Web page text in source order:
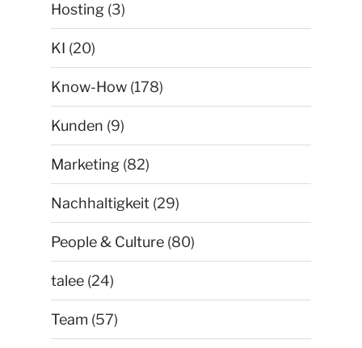
Hosting (3)
KI (20)
Know-How (178)
Kunden (9)
Marketing (82)
Nachhaltigkeit (29)
People & Culture (80)
talee (24)
Team (57)